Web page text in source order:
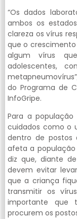
“Os dados
ambos os
clareza os vírus
que o crescimento
algum vírus
adolescentes,
do Programa de
InfoGripe.
Para a
cuidados como o
dentro de postos
afeta a população
diz que, diante
devem evitar
que a criança
transmitir os
importante que
procurem os